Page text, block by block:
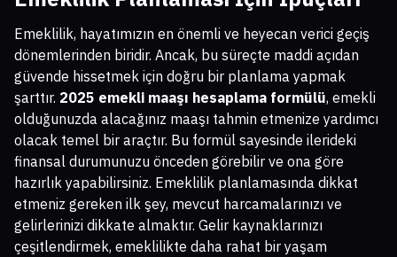
Emeklilik, hayatımızın en önemli ve heyecan verici geçiş
dönemlerinden biridir. Ancak, bu süreçte maddi açıdan
güvende hissetmek için doğru bir planlama yapmak
şarttır. 2025 emekli maaşı hesaplama formülü, emekli
olduğunuzda alacağınız maaşı tahmin etmenize yardımcı
olacak temel bir araçtır. Bu formül sayesinde ilerideki
finansal durumunuzu önceden görebilir ve ona göre
hazırlık yapabilirsiniz. Emeklilik planlamasında dikkat
etmeniz gereken ilk şey, mevcut harcamalarınızı ve
gelirlerinizi dikkate almaktır. Gelir kaynaklarınızı
çeşitlendirmek, emeklilikte daha rahat bir yaşam